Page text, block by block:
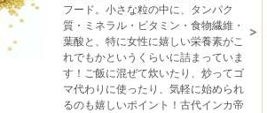
フード。小さな粒の中に、タンパク
質・ミネラル・ビタミン・食物繊維・
葉酸と、特に女性に嬉しい栄養素がこ
れでもかというくらいに詰まっていま
す！ご飯に混ぜて炊いたり、炒ってゴ
マ代わりに使ったり、気軽に始められ
るのも嬉しいポイント！古代インカ帝